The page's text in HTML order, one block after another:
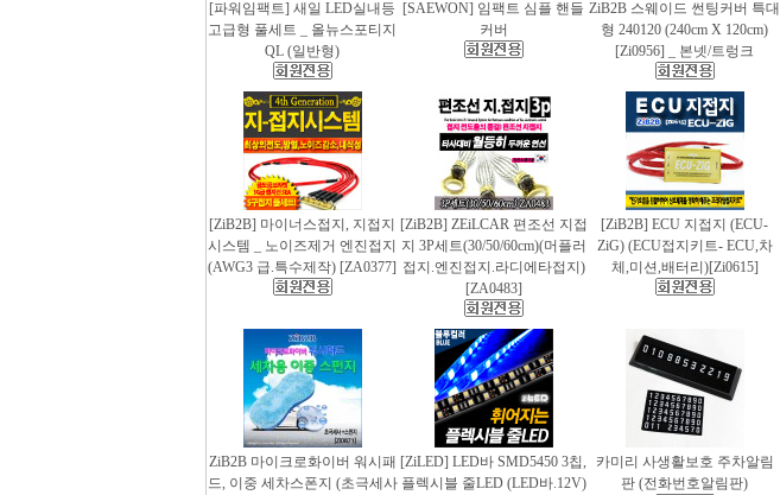
[파워임팩트] 새일 LED실내등
고급형 풀세트 _ 올뉴스포티지
QL (일반형)
[SAEWON] 임팩트 심플 핸들
커버
ZiB2B 스웨이드 썬팅커버 특대
형 240120 (240cm X 120cm)
[Zi0956] _ 본넷/트렁크
[ZiB2B] 마이너스접지, 지접지
시스템 _ 노이즈제거 엔진접지
(AWG3 급.특수제작) [ZA0377]
[ZiB2B] ZEiLCAR 편조선 지접
지 3P세트(30/50/60cm)(머플러
접지.엔진접지.라디에타접지)
[ZA0483]
[ZiB2B] ECU 지접지 (ECU-
ZiG) (ECU접지키트- ECU,차
체,미션,배터리)[Zi0615]
ZiB2B 마이크로화이버 워시패
드, 이중 세차스폰지 (초극세사
[ZiLED] LED바 SMD5450 3칩,
플렉시블 줄LED (LED바.12V)
카미리 사생활보호 주차알림
판 (전화번호알림판)